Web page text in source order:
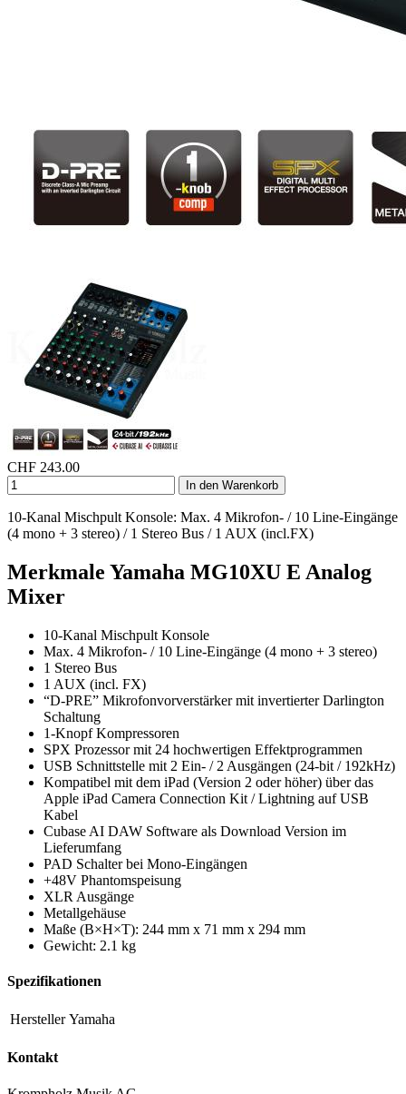
CHF 243.00
In den Warenkorb
10-Kanal Mischpult Konsole: Max. 4 Mikrofon- / 10 Line-Eingänge
(4 mono + 3 stereo) / 1 Stereo Bus / 1 AUX (incl.FX)
Merkmale Yamaha MG10XU E Analog
Mixer
10-Kanal Mischpult Konsole
Max. 4 Mikrofon- / 10 Line-Eingänge (4 mono + 3 stereo)
1 Stereo Bus
1 AUX (incl. FX)
“D-PRE” Mikrofonvorverstärker mit invertierter Darlington
Schaltung
1-Knopf Kompressoren
SPX Prozessor mit 24 hochwertigen Effektprogrammen
USB Schnittstelle mit 2 Ein- / 2 Ausgängen (24-bit / 192kHz)
Kompatibel mit dem iPad (Version 2 oder höher) über das
Apple iPad Camera Connection Kit / Lightning auf USB
Kabel
Cubase AI DAW Software als Download Version im
Lieferumfang
PAD Schalter bei Mono-Eingängen
+48V Phantomspeisung
XLR Ausgänge
Metallgehäuse
Maße (B×H×T): 244 mm x 71 mm x 294 mm
Gewicht: 2.1 kg
Spezifikationen
Hersteller Yamaha
Kontakt